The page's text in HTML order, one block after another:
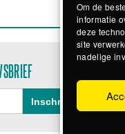
Om de
informatie
deze
site
nadelige